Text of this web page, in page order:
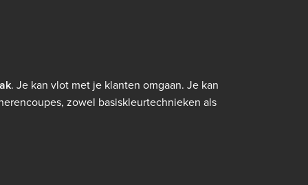
. Je kan vlot met je klanten omgaan. Je kan
zowel basiskleurtechnieken als